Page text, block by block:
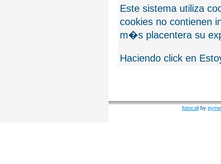
Este sistema utiliza
cookies no contienen
m�s placentera su
Haciendo click en
fotocall by